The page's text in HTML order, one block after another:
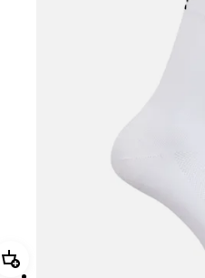
加進購物籃 Pro Team Socks - Regular